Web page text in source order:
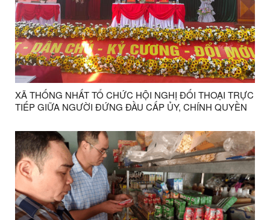
XÃ THỐNG NHẤT TỔ CHỨC HỘI NGHỊ ĐỐI THOẠI TRỰC
TIẾP GIỮA NGƯỜI ĐỨNG ĐẦU CẤP ỦY, CHÍNH QUYỀN